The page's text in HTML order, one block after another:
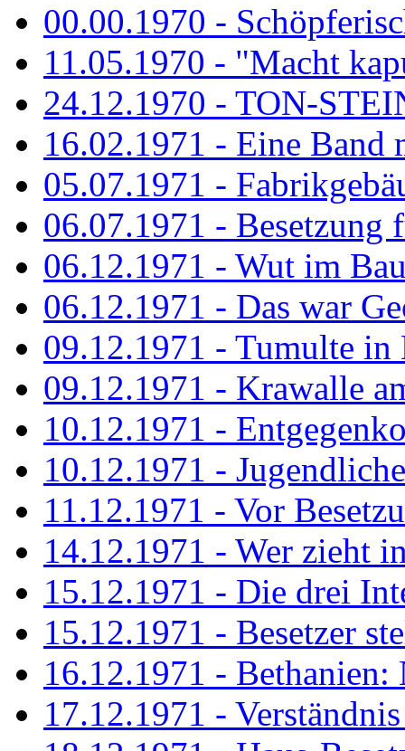
00.00.1970 -
11.05.1970 - "Macht
24.12.1970 - TON-
16.02.1971 - Eine Band
05.07.1971 -
06.07.1971 - Besetzung
06.12.1971 - Wut im
06.12.1971 - Das war
09.12.1971 - Tumulte in
09.12.1971 - Krawalle
10.12.1971 -
10.12.1971 -
11.12.1971 - Vor
14.12.1971 - Wer zieht
15.12.1971 - Die drei
15.12.1971 - Besetzer
16.12.1971 - Bethanien:
17.12.1971 -